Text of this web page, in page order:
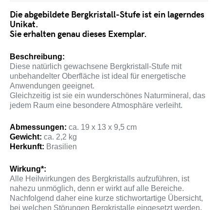
Die abgebildete Bergkristall-Stufe ist ein lagerndes
Unikat.
Sie erhalten genau dieses Exemplar.
Beschreibung:
Diese natürlich gewachsene Bergkristall-Stufe mit
unbehandelter Oberfläche ist ideal für energetische
Anwendungen geeignet.
Gleichzeitig ist sie ein wunderschönes Naturmineral, das
jedem Raum eine besondere Atmosphäre verleiht.
Abmessungen: ca. 19 x 13 x 9,5 cm
Gewicht: ca. 2,2 kg
Herkunft: Brasilien
Wirkung*:
Alle Heilwirkungen des Bergkristalls aufzuführen, ist
nahezu unmöglich, denn er wirkt auf alle Bereiche.
Nachfolgend daher eine kurze stichwortartige Übersicht,
bei welchen Störungen Bergkristalle eingesetzt werden.